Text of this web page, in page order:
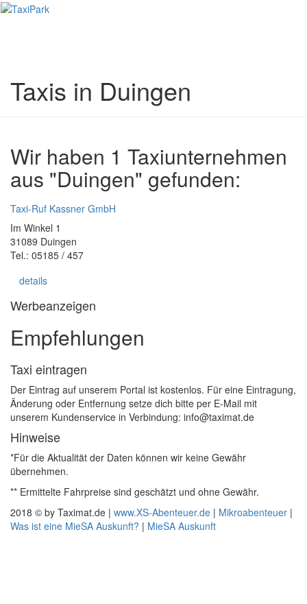
Taxis in Duingen
Wir haben 1 Taxiunternehmen
aus "Duingen" gefunden:
Taxi-Ruf Kassner GmbH
Im Winkel 1
31089 Duingen
Tel.: 05185 / 457
details
Werbeanzeigen
Empfehlungen
Taxi eintragen
Der Eintrag auf unserem Portal ist kostenlos. Für eine Eintragung,
Änderung oder Entfernung setze dich bitte per E-Mail mit
unserem Kundenservice in Verbindung: info@taximat.de
Hinweise
*Für die Aktualität der Daten können wir keine Gewähr
übernehmen.
** Ermittelte Fahrpreise sind geschätzt und ohne Gewähr.
2018 © by Taximat.de | www.XS-Abenteuer.de | Mikroabenteuer |
Was ist eine MieSA Auskunft? | MieSA Auskunft